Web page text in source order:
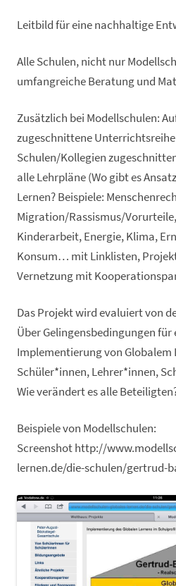
Leitbild für eine nachhaltige
Alle Schulen, nicht nur
umfangreiche Beratung und
Zusätzlich bei Modellschulen:
zugeschnittene
Schulen/Kollegien
alle Lehrpläne (Wo gibt es
Lernen? Beispiele:
Migration/Rassismus/
Kinderarbeit, Energie, Klima,
Konsum… mit Linklisten,
Vernetzung mit
Das Projekt wird evaluiert von
Über Gelingensbedingungen
Implementierung von Globalem
Schüler*innen, Lehrer*innen,
Wie verändert es alle
Beispiele von Modellschulen:
Screenshot http://
lernen.de/die-schulen/gertrud-